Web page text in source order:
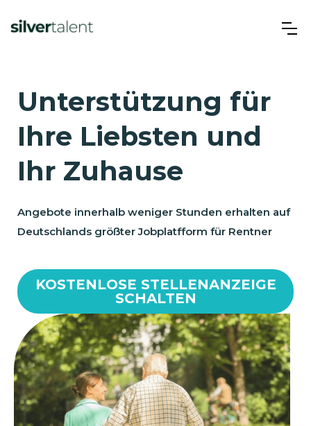
Unterstützung für
Ihre Liebsten und
Ihr Zuhause
Angebote innerhalb weniger Stunden erhalten auf
Deutschlands größter Jobplatfform für Rentner
KOSTENLOSE STELLENANZEIGE
SCHALTEN